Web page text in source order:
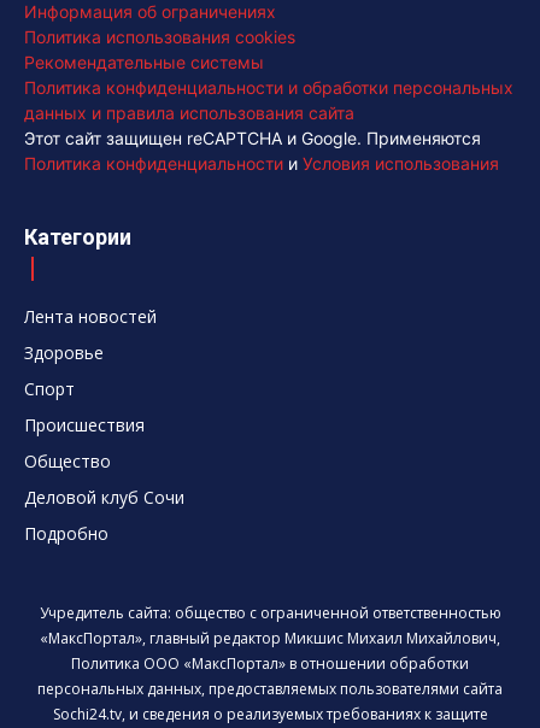
Информация об ограничениях
Политика использования cookies
Рекомендательные системы
Политика конфиденциальности и обработки персональных
данных и правила использования сайта
Этот сайт защищен reCAPTCHA и Google. Применяются
Политика конфиденциальности и Условия использования
Категории
Лента новостей
Здоровье
Спорт
Происшествия
Общество
Деловой клуб Сочи
Подробно
Учредитель сайта: общество с ограниченной ответственностью
«МаксПортал», главный редактор Микшис Михаил Михайлович,
Политика ООО «МаксПортал» в отношении обработки
персональных данных, предоставляемых пользователями сайта
Sochi24.tv, и сведения о реализуемых требованиях к защите